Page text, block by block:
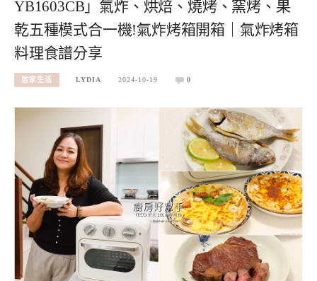
YB1603CB」氣炸、烘焙、燒烤、窯烤、果
乾五種模式合一機!氣炸烤箱開箱｜氣炸烤箱
料理食譜分享
居家生活 LYDIA 2024-10-19 0